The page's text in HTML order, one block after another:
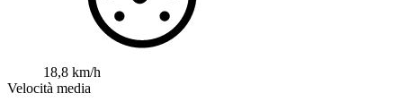
18,8 km/h
Velocità media